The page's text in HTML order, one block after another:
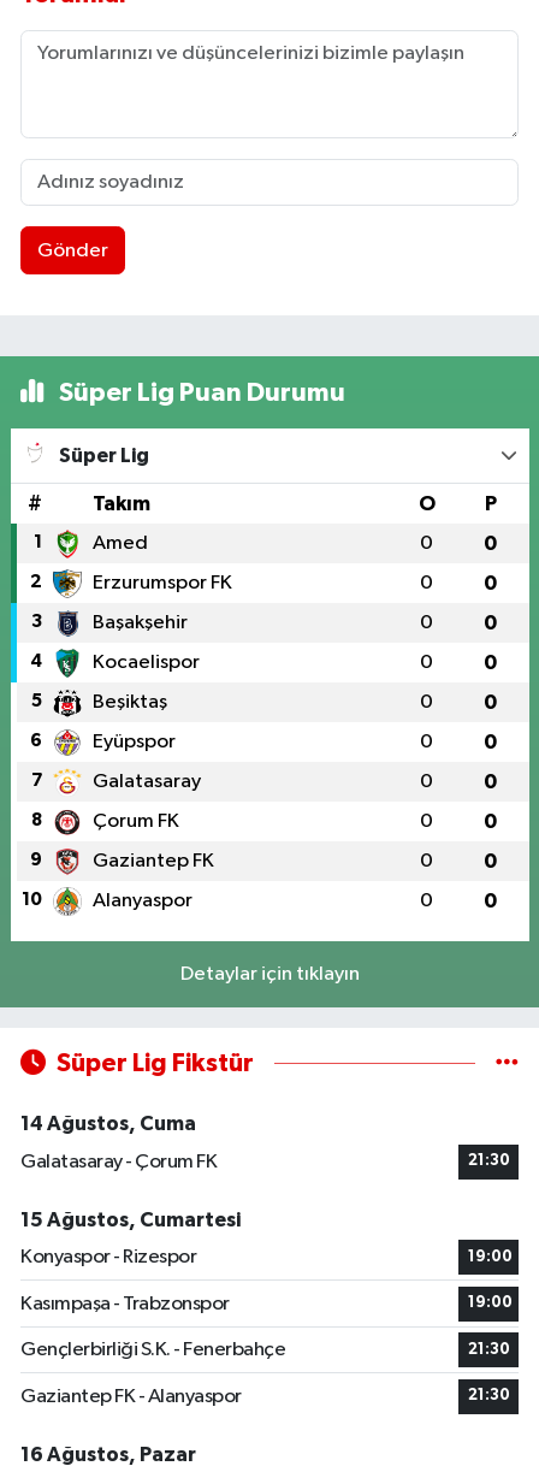
Gönder
Süper Lig Puan Durumu
Süper Lig
# Takım O P
1 Amed 0 0
2 Erzurumspor FK 0 0
3 Başakşehir 0 0
4 Kocaelispor 0 0
5 Beşiktaş 0 0
6 Eyüpspor 0 0
7 Galatasaray 0 0
8 Çorum FK 0 0
9 Gaziantep FK 0 0
10 Alanyaspor 0 0
Detaylar için tıklayın
Süper Lig Fikstür
14 Ağustos, Cuma
Galatasaray - Çorum FK
21:30
15 Ağustos, Cumartesi
Konyaspor - Rizespor
19:00
Kasımpaşa - Trabzonspor 19:00
Gençlerbirliği S.K. - Fenerbahçe 21:30
Gaziantep FK - Alanyaspor 21:30
16 Ağustos, Pazar